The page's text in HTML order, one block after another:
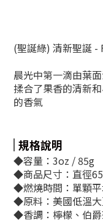
(聖誕綠) 清新聖誕 -
晨光中第一滴由葉
揉合了果香的清新
的香氣
規格說明
◆容量： 3oz / 85g
◆商品尺寸：直徑
◆燃燒時間：單顆平
◆原料：美國低溫大
◆香調： 檸檬、伯